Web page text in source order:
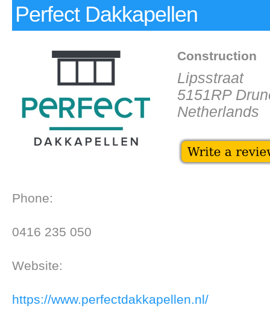
Perfect Dakkapellen
Construction
Lipsstraat
5151RP
Netherlands
Phone:
0416 235 050
Website:
https://www.perfectdakkapellen.nl/